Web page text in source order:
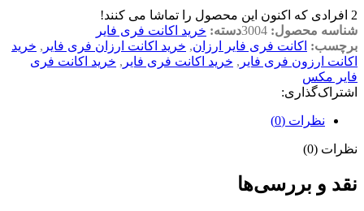
2 افرادی که اکنون این محصول را تماشا می کنند!
شناسه محصول: 3004دسته: خرید اکانت فری فایر
برچسب: اکانت فری فایر ارزان, خرید اکانت ارزان فری فایر , خرید
اکانت ارزون فری فایر , خرید اکانت فری فایر , خرید اکانت فری
فایر مکس
اشتراک‌گذاری:
نظرات (0)
نظرات (0)
نقد و بررسی‌ها